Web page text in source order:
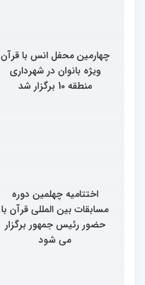
چهارمین محفل انس با قرآن
ویژه بانوان در شهرداری
منطقه 10 برگزار شد
اختتامیه چهلمین دوره
مسابقات بین المللی قرآن با
حضور رئیس جمهور برگزار
می شود